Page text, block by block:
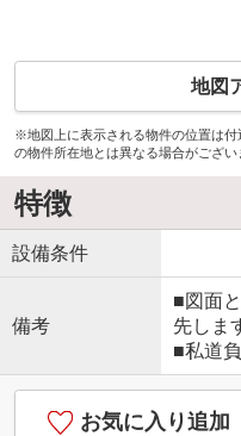
地図
※地図上に表示される物件の位置は
の物件所在地とは異なる場合がござい
特徴
設備条件
備考
■図面
先しま
■私道
お気に入り追加